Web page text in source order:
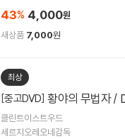
43% 4,000원
새상품 7,000원
최상
[중고DVD] 황야의 무법자 /
클린트이스트우드
세르지오레오네감독